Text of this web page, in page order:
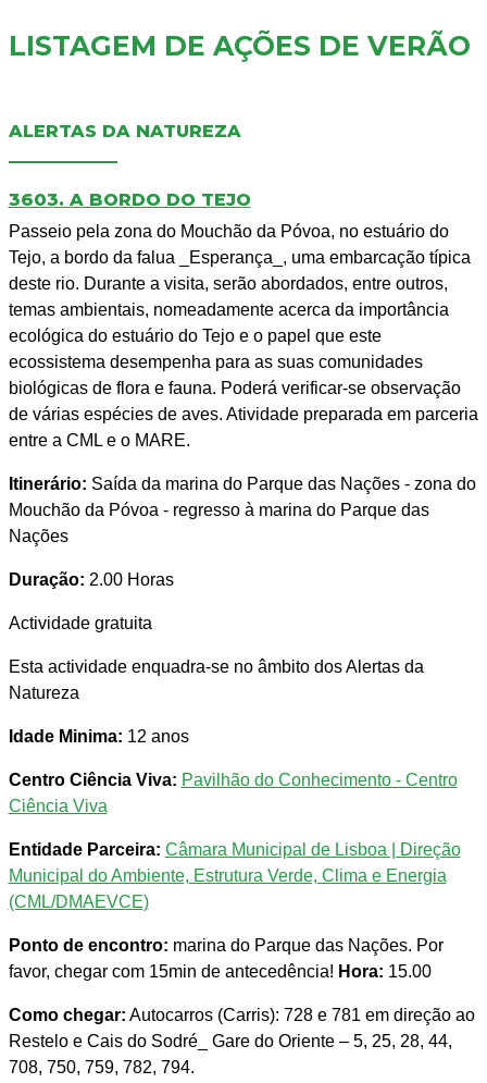
LISTAGEM DE AÇÕES DE VERÃO
ALERTAS DA NATUREZA
3603. A BORDO DO TEJO
Passeio pela zona do Mouchão da Póvoa, no estuário do
Tejo, a bordo da falua _Esperança_, uma embarcação típica
deste rio. Durante a visita, serão abordados, entre outros,
temas ambientais, nomeadamente acerca da importância
ecológica do estuário do Tejo e o papel que este
ecossistema desempenha para as suas comunidades
biológicas de flora e fauna. Poderá verificar-se observação
de várias espécies de aves. Atividade preparada em parceria
entre a CML e o MARE.
Itinerário: Saída da marina do Parque das Nações - zona do
Mouchão da Póvoa - regresso à marina do Parque das
Nações
Duração: 2.00 Horas
Actividade gratuita
Esta actividade enquadra-se no âmbito dos Alertas da
Natureza
Idade Minima: 12 anos
Centro Ciência Viva: Pavilhão do Conhecimento - Centro
Ciência Viva
Entidade Parceira: Câmara Municipal de Lisboa | Direção
Municipal do Ambiente, Estrutura Verde, Clima e Energia
(CML/DMAEVCE)
Ponto de encontro: marina do Parque das Nações. Por
favor, chegar com 15min de antecedência! Hora: 15.00
Como chegar: Autocarros (Carris): 728 e 781 em direção ao
Restelo e Cais do Sodré_ Gare do Oriente – 5, 25, 28, 44,
708, 750, 759, 782, 794.